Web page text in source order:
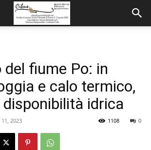
fiume Po: in
e calo termico,
disponibilità idrica
2023 0
1108